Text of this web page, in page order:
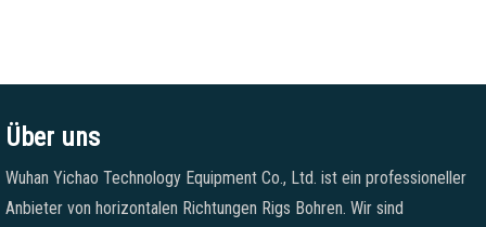
Über uns
Wuhan Yichao Technology Equipment Co., Ltd. ist ein professioneller
Anbieter von horizontalen Richtungen Rigs Bohren. Wir sind